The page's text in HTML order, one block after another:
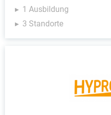
1 Ausbildung
3 Standorte